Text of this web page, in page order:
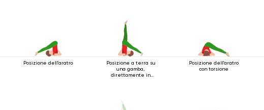
Posizione dell'aratro
Posizione a terra su
una gamba,
direttamente in
Posizione dell'aratro
con torsione